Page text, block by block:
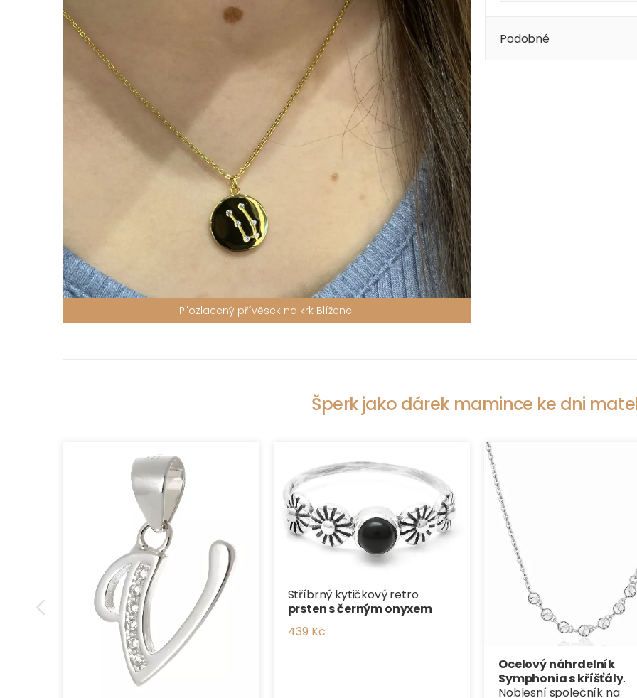
P"ozlacený přívěsek na krk Blíženci
Podobné
Šperk jako dárek mamince ke dni
Stříbrný kytičkový retro
prsten s černým onyxem
439 Kč
Ocelový náhrdelník
Symphonia s kříšťály.
Noblesní společník na